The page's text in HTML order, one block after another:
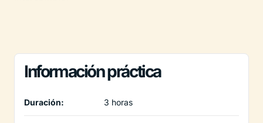
Información práctica
Duración: 3 horas